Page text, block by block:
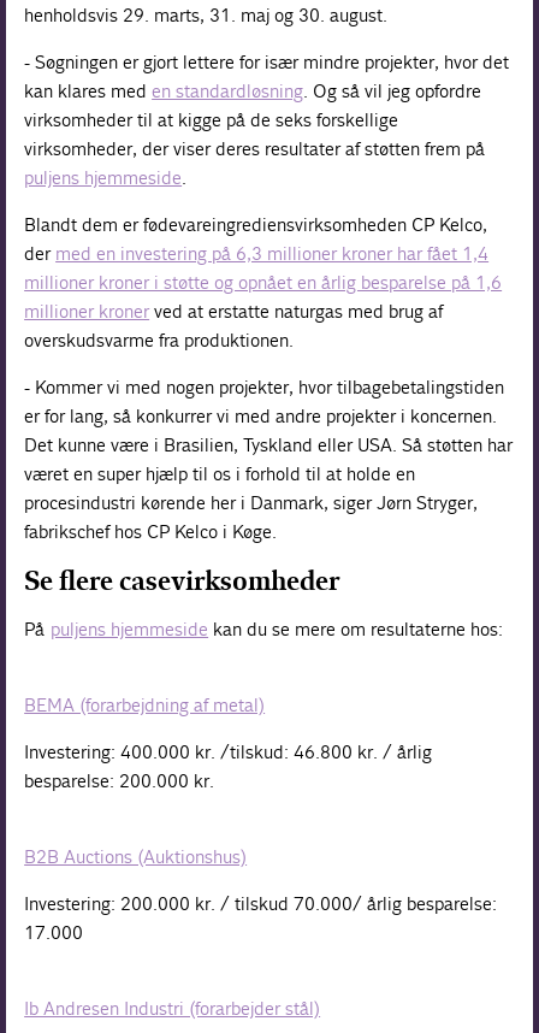
henholdsvis 29. marts, 31. maj og 30. august.
- Søgningen er gjort lettere for især mindre projekter, hvor det
kan klares meden standardløsning. Og så vil jeg opfordre
virksomheder til at kigge på de seks forskellige
virksomheder, der viser deres resultater af støtten frem på
puljens hjemmeside.
Blandt dem er fødevareingrediensvirksomheden CP Kelco,
der med en investering på 6,3 millioner kroner har fået 1,4
millioner kroner i støtte og opnået en årlig besparelse på 1,6
millioner kronerved at erstatte naturgas med brug af
overskudsvarme fra produktionen.
- Kommer vi med nogen projekter, hvor tilbagebetalingstiden
er for lang, så konkurrer vi med andre projekter i koncernen.
Det kunne være i Brasilien, Tyskland eller USA. Så støtten har
været en super hjælp til os i forhold til at holde en
procesindustri kørende her i Danmark, siger Jørn Stryger,
fabrikschef hos CP Kelco i Køge.
Se flere casevirksomheder
På puljens hjemmeside kan du se mere om resultaterne hos:
BEMA (forarbejdning af metal)
Investering: 400.000 kr. /tilskud: 46.800 kr. / årlig
besparelse: 200.000 kr.
B2B Auctions (Auktionshus)
Investering: 200.000 kr. / tilskud 70.000/ årlig besparelse:
17.000
Ib Andresen Industri (forarbejder stål)